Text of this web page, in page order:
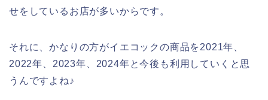
せをしているお店が多いからです。
それに、かなりの方がイエコックの商品を2021年、
2022年、2023年、2024年と今後も利用していくと思
うんですよね♪